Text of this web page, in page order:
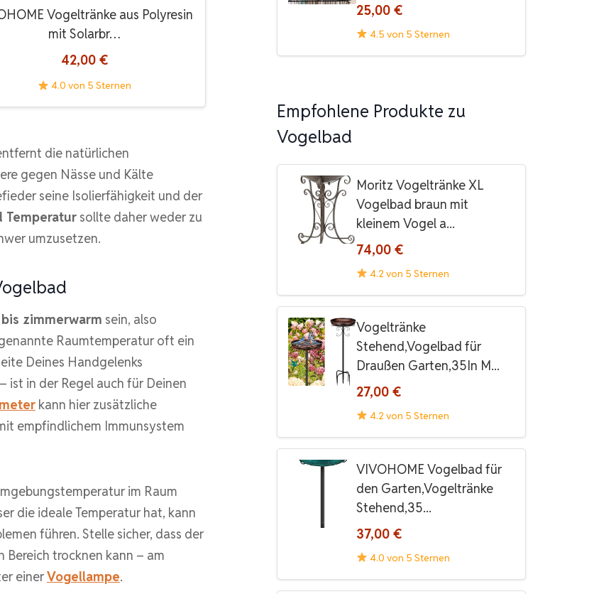
Vogeltränke aus Polyresin
mit Solarbr…
42,00 €
4.0 von 5 Sternen
die natürlichen
gegen Nässe und Kälte
seine Isolierfähigkeit und der
Temperatur sollte daher weder zu
umzusetzen.
zimmerwarm sein, also
Raumtemperatur oft ein
Deines Handgelenks
in der Regel auch für Deinen
kann hier zusätzliche
empfindlichem Immunsystem
im Raum
die ideale Temperatur hat, kann
führen. Stelle sicher, dass der
trocknen kann – am
einerVogellampe.
25,00 €
4.5 von 5 Sternen
Empfohlene Produkte zu
Vogelbad
Moritz Vogeltränke XL
Vogelbad braun mit
kleinem Vogel a...
74,00 €
4.2 von 5 Sternen
Vogeltränke
Stehend,Vogelbad für
Draußen Garten,35In M...
27,00 €
4.2 von 5 Sternen
VIVOHOME Vogelbad für
den Garten,Vogeltränke
Stehend,35...
37,00 €
4.0 von 5 Sternen